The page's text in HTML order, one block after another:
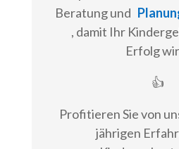
Beratung und
, damit Ihr
Erfolg
👍
Profitieren Sie von
jährigen